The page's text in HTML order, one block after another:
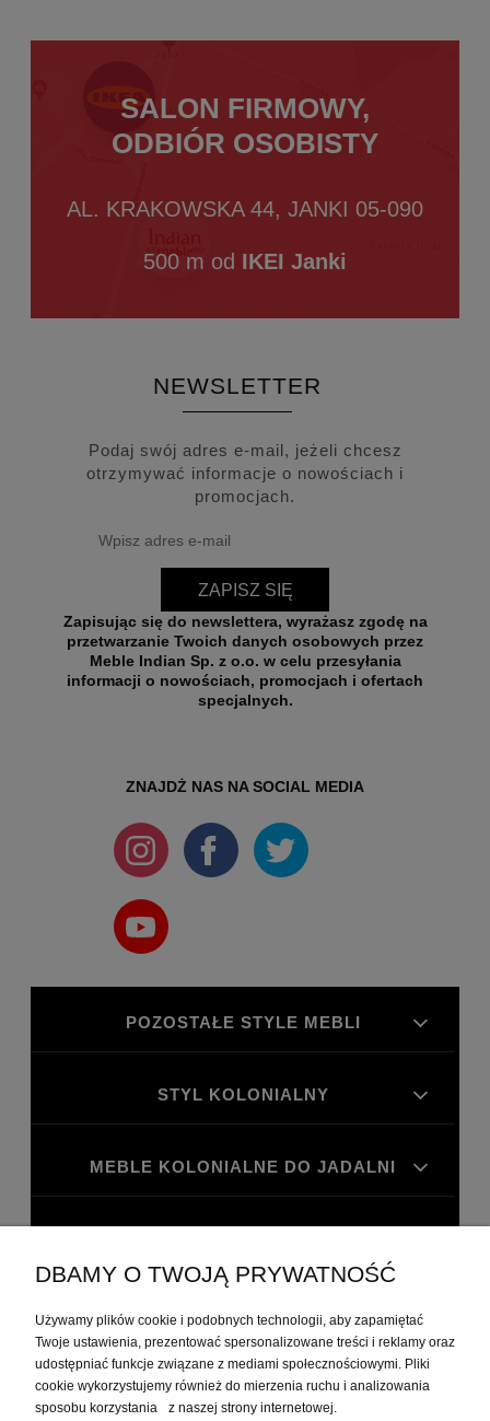
SALON FIRMOWY,
ODBIÓR OSOBISTY
AL. KRAKOWSKA 44, JANKI 05-090
500 m od IKEI Janki
NEWSLETTER
Podaj swój adres e-mail, jeżeli chcesz
otrzymywać informacje o nowościach i
promocjach.
ZAPISZ SIĘ
Zapisując się do newslettera, wyrażasz zgodę na
przetwarzanie Twoich danych osobowych przez
Meble Indian Sp. z o.o. w celu przesyłania
informacji o nowościach, promocjach i ofertach
specjalnych.
ZNAJDŻ NAS NA SOCIAL MEDIA
POZOSTAŁE STYLE MEBLI
STYL KOLONIALNY
MEBLE KOLONIALNE DO JADALNI
MOJE KONTO
PŁATNOŚCI I DOSTAWA
DBAMY O TWOJĄ PRYWATNOŚĆ
Używamy plików cookie i podobnych technologii, aby zapamiętać
Twoje ustawienia, prezentować spersonalizowane treści i reklamy oraz
udostępniać funkcje związane z mediami społecznościowymi. Pliki
cookie wykorzystujemy również do mierzenia ruchu i analizowania
sposobu korzystania z naszej strony internetowej.